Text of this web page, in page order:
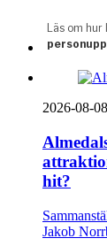
2026-08-
hit?
Jakob